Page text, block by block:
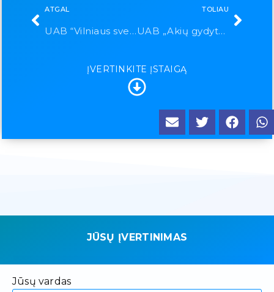
ATGAL
UAB “Vilniaus sveikatos namai”
TOLIAU
UAB „Akių gydytojų praktika“
ĮVERTINKITE ĮSTAIGĄ
JŪSŲ ĮVERTINIMAS
Jūsų vardas